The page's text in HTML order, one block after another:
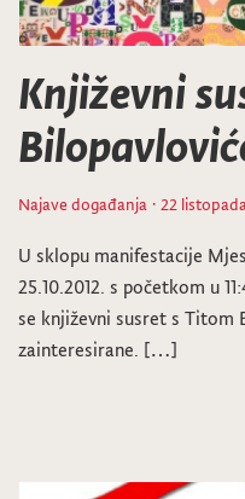
Književni
Najave događanja · 22
U sklopu manifestacije
25.10.2012. s početkom u
se književni susret s Titom
zainteresirane. […]